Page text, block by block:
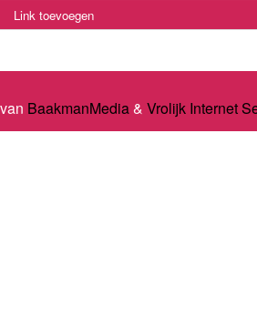
Link toevoegen
BaakmanMedia& Vrolijk Internet